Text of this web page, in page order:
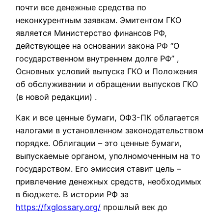
почти все денежные средства по
неконкурентным заявкам. Эмитентом ГКО
является Министерство финансов РФ,
действующее на основании закона РФ “О
государственном внутреннем долге РФ” ,
Основных условий выпуска ГКО и Положения
об обслуживании и обращении выпусков ГКО
(в новой редакции) .
Как и все ценные бумаги, ОФЗ-ПК облагается
налогами в установленном законодательством
порядке. Облигации – это ценные бумаги,
выпускаемые органом, уполномоченным на то
государством. Его эмиссия ставит цель –
привлечение денежных средств, необходимых
в бюджете. В истории РФ за
https://fxglossary.org/ прошлый век до